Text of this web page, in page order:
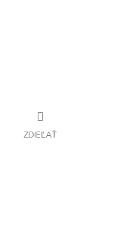
ZDIEĽAŤ